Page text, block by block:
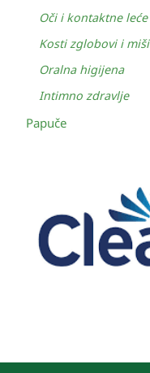
Oči i kontaktne leće
Kosti zglobovi i
Oralna higijena
Intimno zdravlje
Papuče